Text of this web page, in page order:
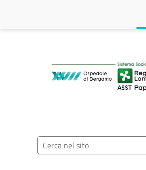
ASST
Ricerca nel sito